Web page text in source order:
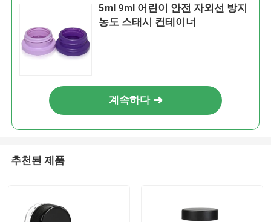
5ml 9ml 어린이 안전 자외선 방지
농도 스태시 컨테이너
계속하다
추천된 제품